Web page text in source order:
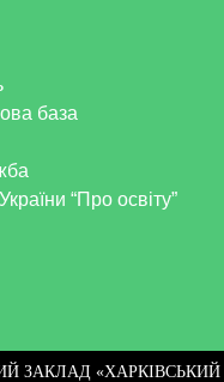
база
“Про освіту”
ЗАКЛАД «ХАРКІВСЬКИЙ